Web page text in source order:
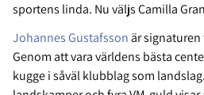
sportens linda. Nu väljs Camilla
Johannes Gustafsson är
Genom att vara världens bästa
kugge i såväl klubblag som